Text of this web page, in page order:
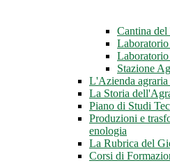
Cantina del
Laboratorio
Stazione
L'Azienda
La Storia
Piano di Studi
Produzioni e
enologia
La Rubrica del
Corsi di